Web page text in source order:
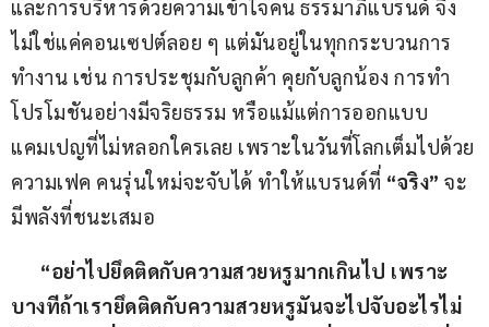
และการบริหารด้วยความเข้าใจคน ธรรมาภิแบรนด์ จึง
ไม่ใช่แค่คอนเซปต์ลอย ๆ แต่มันอยู่ในทุกกระบวนการ
ทำงาน เช่น การประชุมกับลูกค้า คุยกับลูกน้อง การทำ
โปรโมชันอย่างมีจริยธรรม หรือแม้แต่การออกแบบ
แคมเปญที่ไม่หลอกใครเลย เพราะในวันที่โลกเต็มไปด้วย
ความเฟค คนรุ่นใหม่จะจับได้ ทำให้แบรนด์ที่ “จริง” จะ
มีพลังที่ชนะเสมอ
“อย่าไปยึดติดกับความสวยหรูมากเกินไป เพราะ
บางทีถ้าเรายึดติดกับความสวยหรูมันจะไปจับอะไรไม่